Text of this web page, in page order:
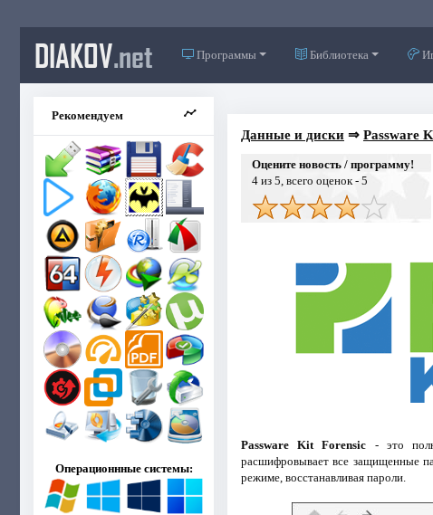
DIAKOV.net Программы Библиотека
Рекомендуем
Операционнные системы:
Данные и диски⇒ Passware
Оцените новость / программу!
4из 5, всего оценок - 5
Passware Kit Forensic - это
расшифровывает все защищенные
режиме, восстанавливая пароли.